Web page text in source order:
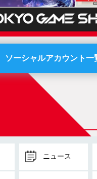
ソーシャルアカウント一
ニュース